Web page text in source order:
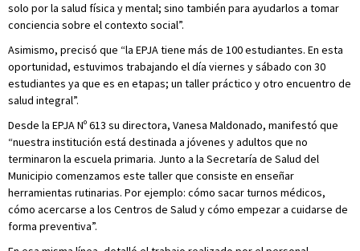
solo por la salud física y mental; sino también para ayudarlos a tomar
conciencia sobre el contexto social”.
Asimismo, precisó que “la EPJA tiene más de 100 estudiantes. En esta
oportunidad, estuvimos trabajando el día viernes y sábado con 30
estudiantes ya que es en etapas; un taller práctico y otro encuentro de
salud integral”.
Desde la EPJA Nº 613 su directora, Vanesa Maldonado, manifestó que
“nuestra institución está destinada a jóvenes y adultos que no
terminaron la escuela primaria. Junto a la Secretaría de Salud del
Municipio comenzamos este taller que consiste en enseñar
herramientas rutinarias. Por ejemplo: cómo sacar turnos médicos,
cómo acercarse a los Centros de Salud y cómo empezar a cuidarse de
forma preventiva”.